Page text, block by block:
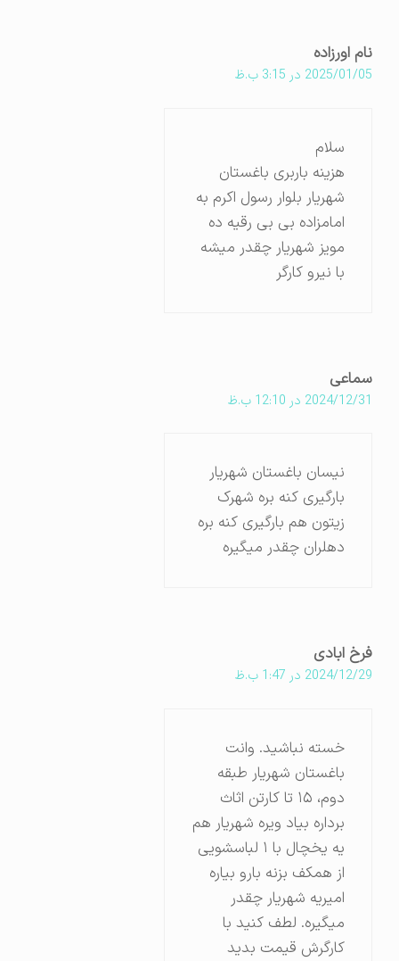
نام اورزاده
2025/01/05 در 3:15 ب.ظ
سلام
هزینه باربری باغستان
شهریار بلوار رسول اکرم به
امامزاده بی بی رقیه ده
مویز شهریار چقدر میشه
با نیرو کارگر
سماعی
2024/12/31 در 12:10 ب.ظ
نیسان باغستان شهریار
بارگیری کنه بره شهرک
زیتون هم بارگیری کنه بره
دهلران چقدر میگیره
فرخ ابادی
2024/12/29 در 1:47 ب.ظ
خسته نباشید. وانت
باغستان شهریار طبقه
دوم، ۱۵ تا کارتن اثاث
برداره بیاد ویره شهریار هم
یه یخچال با ۱ لباسشویی
از همکف بزنه بارو بیاره
امیریه شهریار چقدر
میگیره. لطف کنید با
کارگرش قیمت بدید